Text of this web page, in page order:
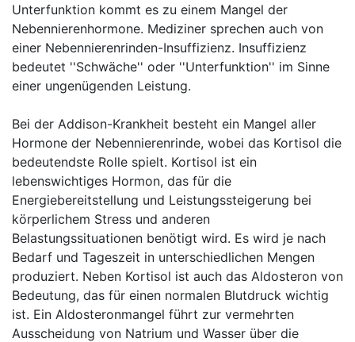
Unterfunktion kommt es zu einem Mangel der
Nebennierenhormone. Mediziner sprechen auch von
einer Nebennierenrinden-Insuffizienz. Insuffizienz
bedeutet ''Schwäche'' oder ''Unterfunktion'' im Sinne
einer ungenügenden Leistung.
Bei der Addison-Krankheit besteht ein Mangel aller
Hormone der Nebennierenrinde, wobei das Kortisol die
bedeutendste Rolle spielt. Kortisol ist ein
lebenswichtiges Hormon, das für die
Energiebereitstellung und Leistungssteigerung bei
körperlichem Stress und anderen
Belastungssituationen benötigt wird. Es wird je nach
Bedarf und Tageszeit in unterschiedlichen Mengen
produziert. Neben Kortisol ist auch das Aldosteron von
Bedeutung, das für einen normalen Blutdruck wichtig
ist. Ein Aldosteronmangel führt zur vermehrten
Ausscheidung von Natrium und Wasser über die